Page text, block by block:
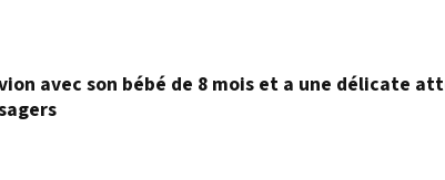
avec son bébé de 8 mois et a une délicate